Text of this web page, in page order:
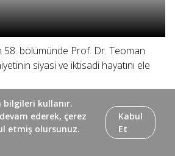
58. bölümünde Prof. Dr. Teoman
siyasi ve iktisadi hayatını ele
bilgileri kullanır.
ederek, çerez
etmiş olursunuz.
Kabul
Et